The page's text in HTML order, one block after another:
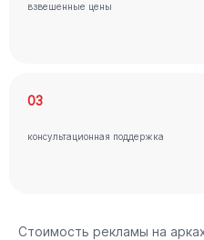
взвешенные цены
03
консультационная поддержка
Стоимость рекламы на